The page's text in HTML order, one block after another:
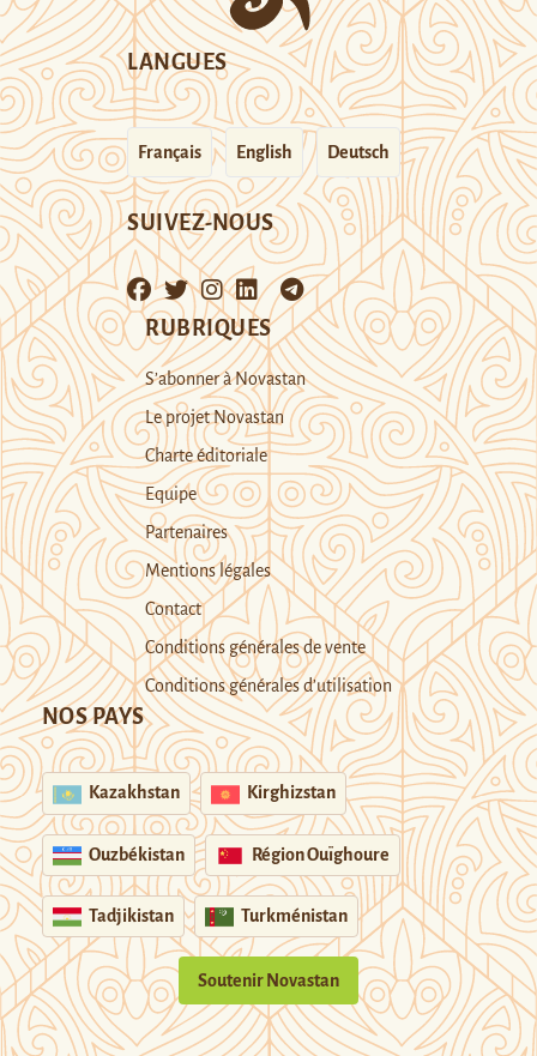
LANGUES
Français English Deutsch
SUIVEZ-NOUS
RUBRIQUES
S’abonner à Novastan
Le projet Novastan
Charte éditoriale
Equipe
Partenaires
Mentions légales
Contact
Conditions générales de vente
Conditions générales d’utilisation
NOS PAYS
Kazakhstan Kirghizstan
Ouzbékistan Région Ouïghoure
Tadjikistan Turkménistan
Soutenir Novastan